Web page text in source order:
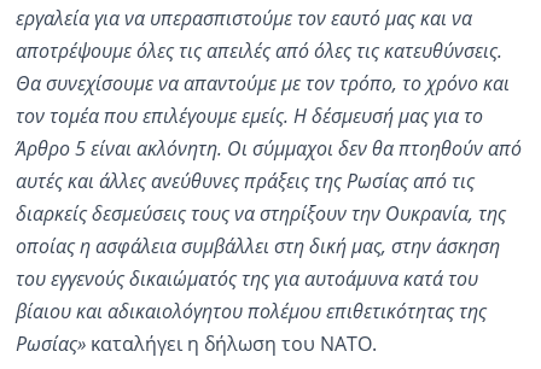
εργαλεία για να υπερασπιστούμε τον εαυτό μας και να
αποτρέψουμε όλες τις απειλές από όλες τις κατευθύνσεις.
Θα συνεχίσουμε να απαντούμε με τον τρόπο, το χρόνο και
τον τομέα που επιλέγουμε εμείς. Η δέσμευσή μας για το
Άρθρο 5 είναι ακλόνητη. Οι σύμμαχοι δεν θα πτοηθούν από
αυτές και άλλες ανεύθυνες πράξεις της Ρωσίας από τις
διαρκείς δεσμεύσεις τους να στηρίξουν την Ουκρανία, της
οποίας η ασφάλεια συμβάλλει στη δική μας, στην άσκηση
του εγγενούς δικαιώματός της για αυτοάμυνα κατά του
βίαιου και αδικαιολόγητου πολέμου επιθετικότητας της
Ρωσίας»καταλήγει η δήλωση του ΝΑΤΟ.